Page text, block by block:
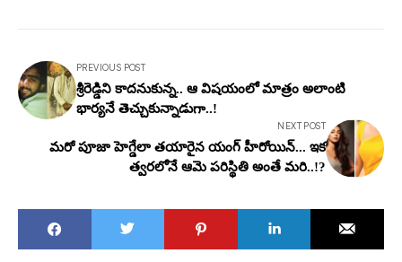
PREVIOUS POST
శ్రీరెడ్డిని కాదనుకున్న.. ఆ విషయంలో మాత్రం అలాంటి
భార్యనే తెచ్చుకున్నాడుగా..!
NEXT POST
మరో పూజా హెగ్డేలా తయారైన యంగ్ హీరోయిన్... ఇక
త్వరలోనే ఆమె పరిస్థితి అంతే మరి..!?